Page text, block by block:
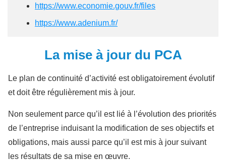
https://www.economie.gouv.fr/files
https://www.adenium.fr/
La mise à jour du PCA
Le plan de continuité d’activité est obligatoirement évolutif
et doit être régulièrement mis à jour.
Non seulement parce qu’il est lié à l’évolution des priorités
de l’entreprise induisant la modification de ses objectifs et
obligations, mais aussi parce qu’il est mis à jour suivant
les résultats de sa mise en œuvre.